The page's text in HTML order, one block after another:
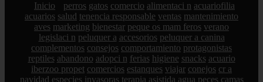
Inicio perros gatos comercio alimentaci n acuariofilia
acuarios salud tenencia responsable ventas mantenimiento
aves marketing bienestar peque os mam feros verano
legislaci n peluquer a accesorios peluquer a canina
complementos consejos comportamiento protagonistas
reptiles abandono adopci n ferias higiene snacks acuario
iberzoo propet comercios estanques viajar conejos cr a
navidad especies invasoras terapia asistida agua peces camas